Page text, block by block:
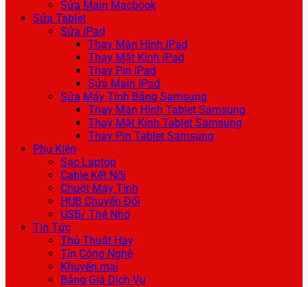
Sửa Main Macbook
Sửa Tablet
Sửa iPad
Thay Màn Hình iPad
Thay Mặt Kính iPad
Thay Pin iPad
Sửa Main iPad
Sửa Máy Tính Bảng Samsung
Thay Màn Hình Tablet Samsung
Thay Mặt Kính Tablet Samsung
Thay Pin Tablet Samsung
Phụ Kiện
Sạc Laptop
Cable Kết Nối
Chuột Máy Tính
HUB Chuyển Đổi
USB/ Thẻ Nhớ
Tin Tức
Thủ Thuật Hay
Tin Công Nghệ
Khuyến mại
Bảng Giá Dịch Vụ